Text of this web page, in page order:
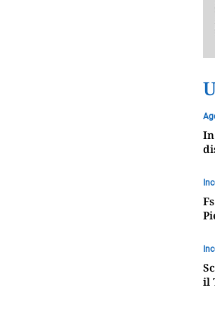
il